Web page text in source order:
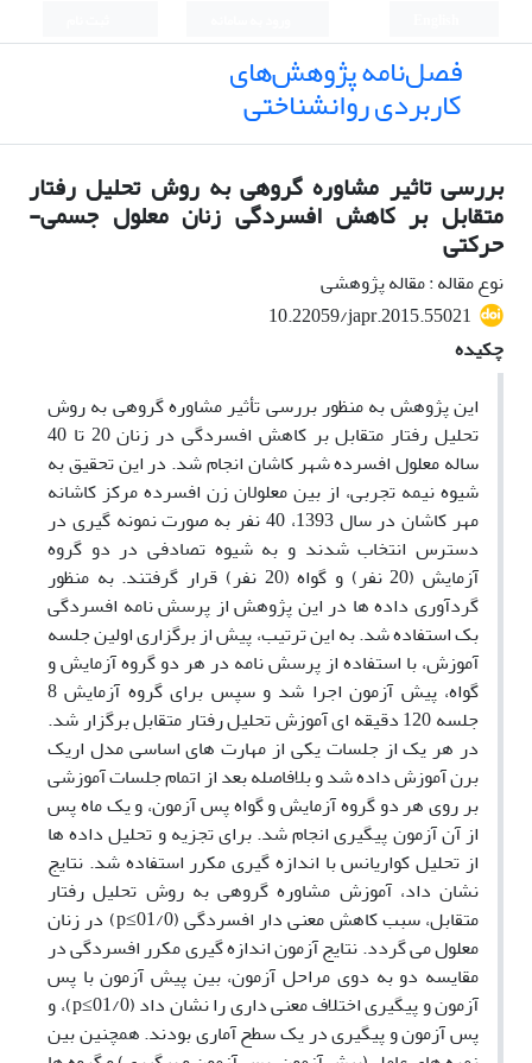
فصل‌نامه پژوهش‌های
کاربردی روانشناختی
بررسی تاثیر مشاوره گروهی به روش تحلیل رفتار
متقابل بر کاهش افسردگی زنان معلول جسمی-
حرکتی
نوع مقاله : مقاله پژوهشی
10.22059/japr.2015.55021
چکیده
این پژوهش به منظور بررسی تأثیر مشاوره گروهی به روش
تحلیل رفتار متقابل بر کاهش افسردگی در زنان 20 تا 40
ساله معلول افسرده شهر کاشان انجام شد. در این تحقیق به
شیوه نیمه تجربی، از بین معلولان زن افسرده مرکز کاشانه
مهر کاشان در سال 1393، 40 نفر به صورت نمونه ­گیری در
دسترس انتخاب شدند و به شیوه تصادفی در دو گروه
آزمایش (20 نفر) و گواه (20 نفر) قرار گرفتند. به منظور
گردآوری داده­ ها در این پژوهش از پرسش ­نامه افسردگی
بک استفاده شد. به این ترتیب، پیش از برگزاری اولین جلسه
آموزش، با استفاده از پرسش ­نامه در هر دو گروه آزمایش و
گواه، پیش آزمون اجرا شد و سپس برای گروه آزمایش 8
جلسه 120 دقیقه ­ای آموزش تحلیل رفتار متقابل برگزار شد.
در هر یک از جلسات یکی از مهارت­ های اساسی مدل اریک
برن آموزش داده شد و بلافاصله بعد از اتمام جلسات آموزشی
بر روی هر دو گروه آزمایش و گواه پس آزمون، و یک ماه پس
از آن آزمون پیگیری انجام شد. برای تجزیه و تحلیل داده­ ها
از تحلیل کواریانس با اندازه­ گیری مکرر استفاده شد. نتایج
نشان داد، آموزش مشاوره گروهی به روش تحلیل رفتار
متقابل، سبب کاهش معنی­ دار افسردگی (01/0≥р) در زنان
معلول می­ گردد. نتایج آزمون اندازه ‏گیری مکرر افسردگی در
مقایسه دو به دوی مراحل آزمون، بین پیش آزمون با پس
آزمون و پیگیری اختلاف معنی داری را نشان داد (01/0≥р)، و
پس آزمون و پیگیری در یک سطح آماری بودند. همچنین بین